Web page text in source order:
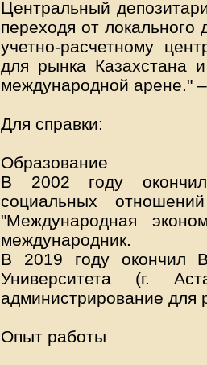
Центральный
переходя от локального
учетно-расчетному
для рынка Казахстана
международной арене."
Для справки:
Образование
В 2002 году
социальных
"Международная
международник.
В 2019 году окончил
Университета (г.
администрирование для
Опыт работы